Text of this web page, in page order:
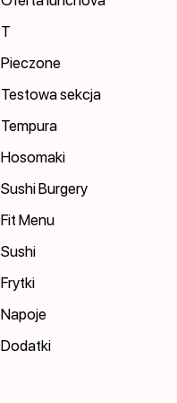
T
Pieczone
Testowa sekcja
Tempura
Hosomaki
Sushi Burgery
Fit Menu
Sushi
Frytki
Napoje
Dodatki